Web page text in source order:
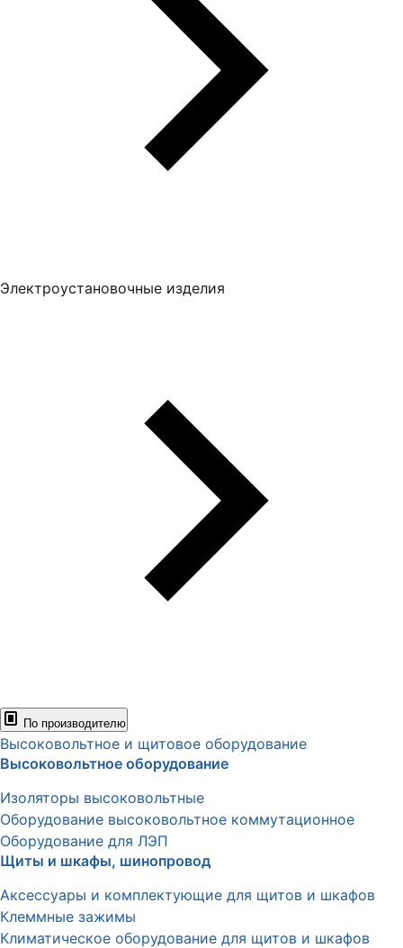
Электроустановочные изделия
По производителю
Высоковольтное и щитовое оборудование
Высоковольтное оборудование
Изоляторы высоковольтные
Оборудование высоковольтное коммутационное
Оборудование для ЛЭП
Щиты и шкафы, шинопровод
Аксессуары и комплектующие для щитов и шкафов
Клеммные зажимы
Климатическое оборудование для щитов и шкафов